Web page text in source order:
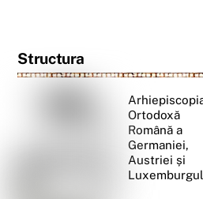
Structura
Ortodoxă
Română a
Germaniei,
Austriei și